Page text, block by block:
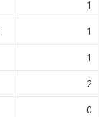
1
1
1
2
0